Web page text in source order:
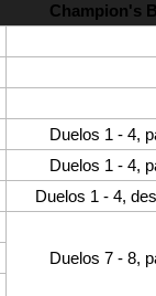
Champion's
Duelos 1 - 4,
Duelos 1 - 4,
Duelos 1 - 4,
Duelos 7 - 8,